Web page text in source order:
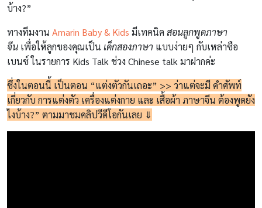
บ้าง?”
ทางทีมงาน Amarin Baby & Kids มีเทคนิค สอนลูกพูดภาษา
จีน เพื่อให้ลูกของคุณเป็น เด็กสองภาษา แบบง่ายๆ กับเหล่าซือ
เบนซ์ ในรายการ Kids Talk ช่วง Chinese talk มาฝากค่ะ
ซึ่งในตอนนี้ เป็นตอน “แต่งตัวกันเถอะ” >> ว่าแต่จะมี คำศัพท์
เกี่ยวกับ การแต่งตัว เครื่องแต่งกาย และ เสื้อผ้า ภาษาจีน ต้องพูดยัง
ไงบ้าง?” ตามมาชมคลิปวีดีโอกันเลย ⇓